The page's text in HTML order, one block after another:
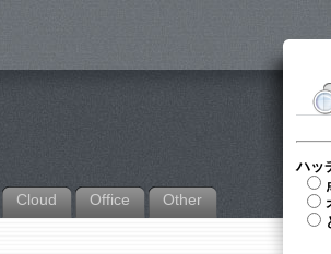
Cloud Office Other
ハッ